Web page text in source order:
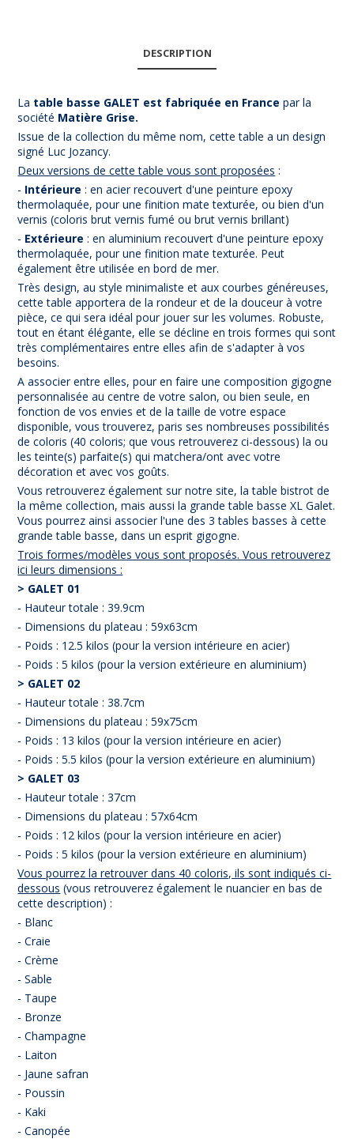
(1 avis)
DESCRIPTION
La table basse GALET est fabriquée en France par la
société Matière Grise.
Issue de la collection du même nom, cette table a un design
signé Luc Jozancy.
Deux versions de cette table vous sont proposées :
- Intérieure : en acier recouvert d'une peinture epoxy
thermolaquée, pour une finition mate texturée, ou bien d'un
vernis (coloris brut vernis fumé ou brut vernis brillant)
- Extérieure : en aluminium recouvert d'une peinture epoxy
thermolaquée, pour une finition mate texturée. Peut
également être utilisée en bord de mer.
Très design, au style minimaliste et aux courbes généreuses,
cette table apportera de la rondeur et de la douceur à votre
pièce, ce qui sera idéal pour jouer sur les volumes. Robuste,
tout en étant élégante, elle se décline en trois formes qui sont
très complémentaires entre elles afin de s'adapter à vos
besoins.
A associer entre elles, pour en faire une composition gigogne
personnalisée au centre de votre salon, ou bien seule, en
fonction de vos envies et de la taille de votre espace
disponible, vous trouverez, paris ses nombreuses possibilités
de coloris (40 coloris; que vous retrouverez ci-dessous) la ou
les teinte(s) parfaite(s) qui matchera/ont avec votre
décoration et avec vos goûts.
Vous retrouverez également sur notre site, la table bistrot de
la même collection, mais aussi la grande table basse XL Galet.
Vous pourrez ainsi associer l'une des 3 tables basses à cette
grande table basse, dans un esprit gigogne.
Trois formes/modèles vous sont proposés. Vous retrouverez
ici leurs dimensions :
> GALET 01
- Hauteur totale : 39.9cm
- Dimensions du plateau : 59x63cm
- Poids : 12.5 kilos (pour la version intérieure en acier)
- Poids : 5 kilos (pour la version extérieure en aluminium)
> GALET 02
- Hauteur totale : 38.7cm
- Dimensions du plateau : 59x75cm
- Poids : 13 kilos (pour la version intérieure en acier)
- Poids : 5.5 kilos (pour la version extérieure en aluminium)
> GALET 03
- Hauteur totale : 37cm
- Dimensions du plateau : 57x64cm
- Poids : 12 kilos (pour la version intérieure en acier)
- Poids : 5 kilos (pour la version extérieure en aluminium)
Vous pourrez la retrouver dans 40 coloris, ils sont indiqués ci-
dessous (vous retrouverez également le nuancier en bas de
cette description) :
- Blanc
- Craie
- Crème
- Sable
- Taupe
- Bronze
- Champagne
- Laiton
- Jaune safran
- Poussin
- Kaki
- Canopée